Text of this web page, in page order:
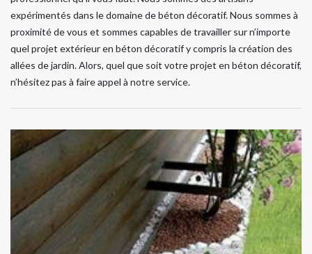
expérimentés dans le domaine de béton décoratif. Nous sommes à
proximité de vous et sommes capables de travailler sur n’importe
quel projet extérieur en béton décoratif y compris la création des
allées de jardin. Alors, quel que soit votre projet en béton décoratif,
n’hésitez pas à faire appel à notre service.